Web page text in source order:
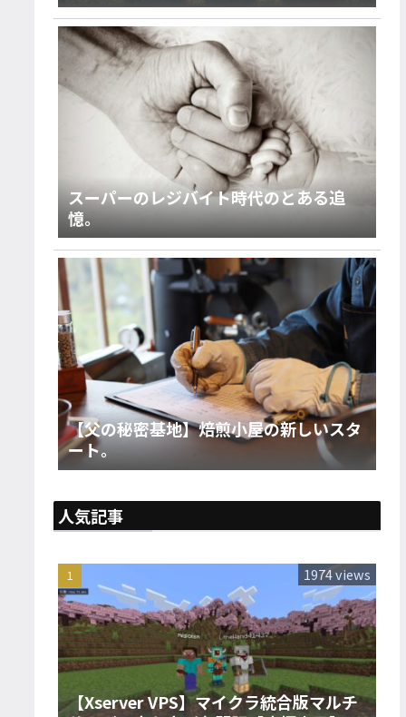
スーパーのレジバイト時代のとある追
憶。
【父の秘密基地】焙煎小屋の新しいスタ
ート。
人気記事
【Xserver VPS】マイクラ統合版マルチ
1974 views